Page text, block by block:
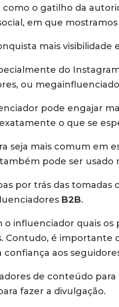
como o gatilho da
em que
mais
do
ou
pode engajar
o que se
seja mais comum em
pode ser usado
por trás das
B2B.
influenciador quais
Contudo, é
aos
de conteúdo
fazer a divulgação.